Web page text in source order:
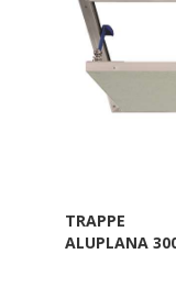
TRAPPE
ALUPLANA